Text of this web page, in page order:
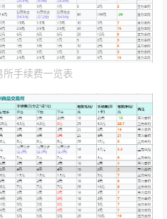
所手续费一览表